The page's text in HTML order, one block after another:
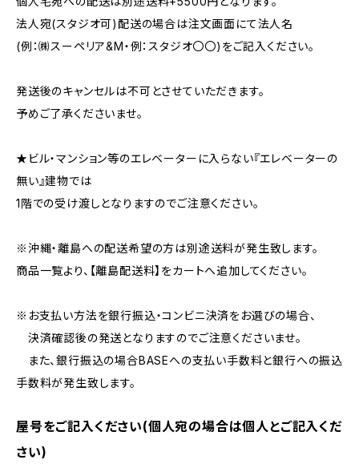
法人宛(スタジオ可)配送の場合は注文画面にて法人名
(例：㈱スーペリア&M・例：スタジオ〇〇)をご記入ください。
発送後のキャンセルは不可とさせていただきます。
予めご了承くださいませ。
★ビル・マンション等のエレベーターに入らない『エレベーターの
無い』建物では
1階での受け渡しとなりますのでご注意ください。
※沖縄・離島への配送希望の方は別途送料が発生致します。
商品一覧より、【離島配送料】をカートへ追加してください。
※お支払い方法を銀行振込・コンビニ決済をお選びの場合、
決済確認後の発送となりますのでご注意くださいませ。
また、銀行振込の場合BASEへの支払い手数料と銀行への振込
手数料が発生致します。
屋号をご記入ください(個人宛の場合は個人とご記入くだ
さい)